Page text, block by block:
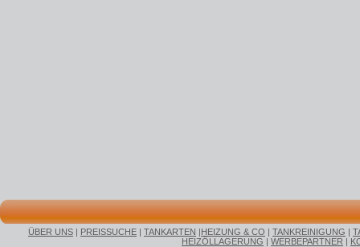
ÜBER UNS | PREISSUCHE | TANKARTEN |HEIZUNG & CO | TANKREINIGUNG |
HEIZÖLLAGERUNG | WERBEPARTNER |